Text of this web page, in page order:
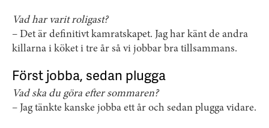
Vad har varit roligast?
– Det är definitivt kamratskapet. Jag har känt de andra
killarna i köket i tre år så vi jobbar bra tillsammans.
Först jobba, sedan plugga
Vad ska du göra efter sommaren?
– Jag tänkte kanske jobba ett år och sedan plugga vidare.